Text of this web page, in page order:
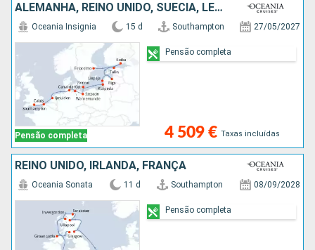
ALEMANHA, REINO UNIDO, SUÉCIA, LETÓNIA, ESTÓNIA, HOLANDA, FINLÂNDIA, FRANÇA, DINAMARCA, POLÓNIA
Pensão completa
Oceania Insignia 15 d Southampton 27/05/2027
4 509 € Taxas incluídas
Pensão completa
REINO UNIDO, IRLANDA, FRANÇA
Oceania Sonata 11 d Southampton 08/09/2028
Pensão completa